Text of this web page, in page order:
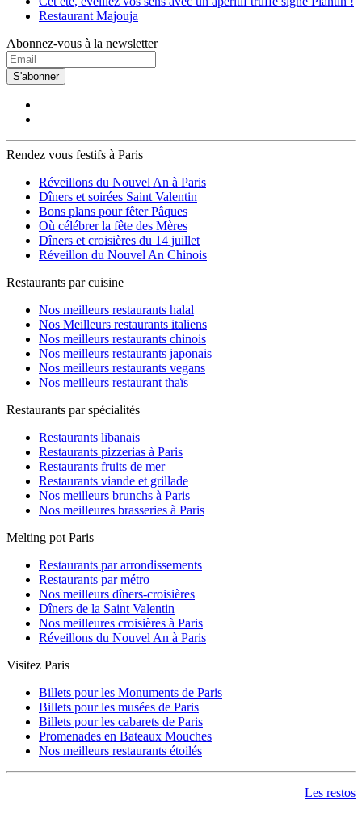
Restaurant Majouja
Abonnez-vous à la newsletter
S'abonner
Rendez vous festifs à Paris
Réveillons du Nouvel An à Paris
Dîners et soirées Saint Valentin
Bons plans pour fêter Pâques
Où célébrer la fête des Mères
Dîners et croisières du 14 juillet
Réveillon du Nouvel An Chinois
Restaurants par cuisine
Nos meilleurs restaurants halal
Nos Meilleurs restaurants italiens
Nos meilleurs restaurants chinois
Nos meilleurs restaurants japonais
Nos meilleurs restaurants vegans
Nos meilleurs restaurant thaïs
Restaurants par spécialités
Restaurants libanais
Restaurants pizzerias à Paris
Restaurants fruits de mer
Restaurants viande et grillade
Nos meilleurs brunchs à Paris
Nos meilleures brasseries à Paris
Melting pot Paris
Restaurants par arrondissements
Restaurants par métro
Nos meilleurs dîners-croisières
Dîners de la Saint Valentin
Nos meilleures croisières à Paris
Réveillons du Nouvel An à Paris
Visitez Paris
Billets pour les Monuments de Paris
Billets pour les musées de Paris
Billets pour les cabarets de Paris
Promenades en Bateaux Mouches
Nos meilleurs restaurants étoilés
Les restos